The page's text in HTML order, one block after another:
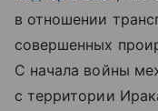
в отношении
совершенных
С начала войны
с территории